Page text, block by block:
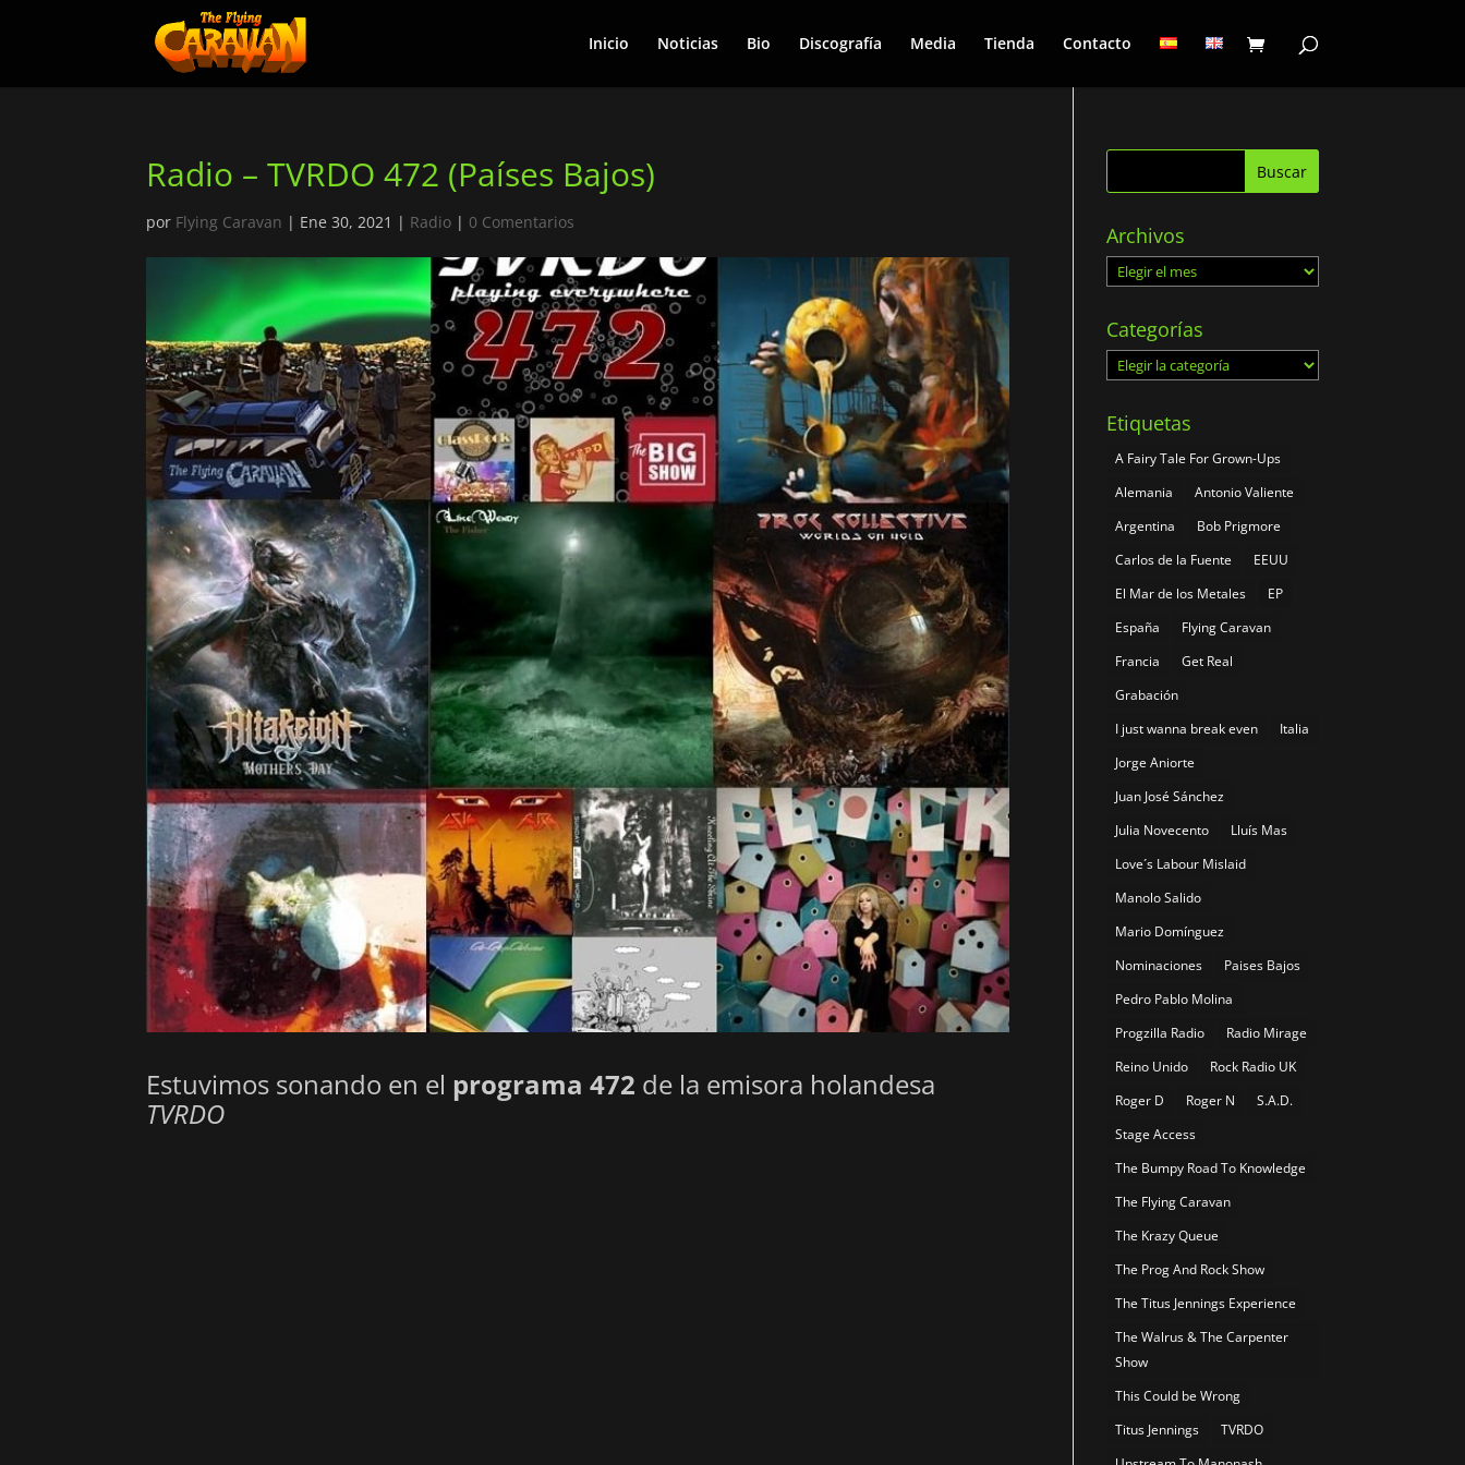
Inicio Noticias Bio Discografía Media Tienda Contacto
Radio – TVRDO 472 (Países Bajos)
por Flying Caravan | Ene 30, 2021 | Radio | 0 Comentarios
Estuvimos sonando en el programa 472 de la emisora holandesa
TVRDO
Archivos
Archivos
Categorías
Categorías
Etiquetas
A Fairy Tale For Grown-Ups
Alemania
Antonio Valiente
Argentina
Bob Prigmore
Carlos de la Fuente
EEUU
El Mar de los Metales
EP
España
Flying Caravan
Francia
Get Real
Grabación
I just wanna break even
Italia
Jorge Aniorte
Juan José Sánchez
Julia Novecento
Lluís Mas
Love´s Labour Mislaid
Manolo Salido
Mario Domínguez
Nominaciones
Paises Bajos
Pedro Pablo Molina
Progzilla Radio
Radio Mirage
Reino Unido
Rock Radio UK
Roger D
Roger N
S.A.D.
Stage Access
The Bumpy Road To Knowledge
The Flying Caravan
The Krazy Queue
The Prog And Rock Show
The Titus Jennings Experience
The Walrus & The Carpenter
Show
This Could be Wrong
Titus Jennings
TVRDO